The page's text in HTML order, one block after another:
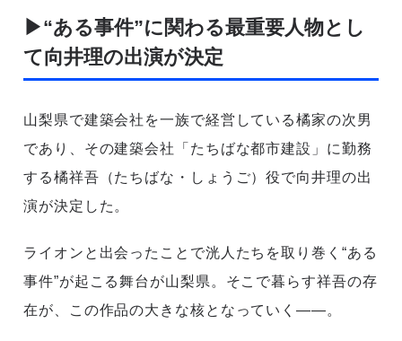
▶“ある事件”に関わる最重要人物とし
て向井理の出演が決定
山梨県で建築会社を一族で経営している橘家の次男
であり、その建築会社「たちばな都市建設」に勤務
する橘祥吾（たちばな・しょうご）役で向井理の出
演が決定した。
ライオンと出会ったことで洸人たちを取り巻く“ある
事件”が起こる舞台が山梨県。そこで暮らす祥吾の存
在が、この作品の大きな核となっていく――。